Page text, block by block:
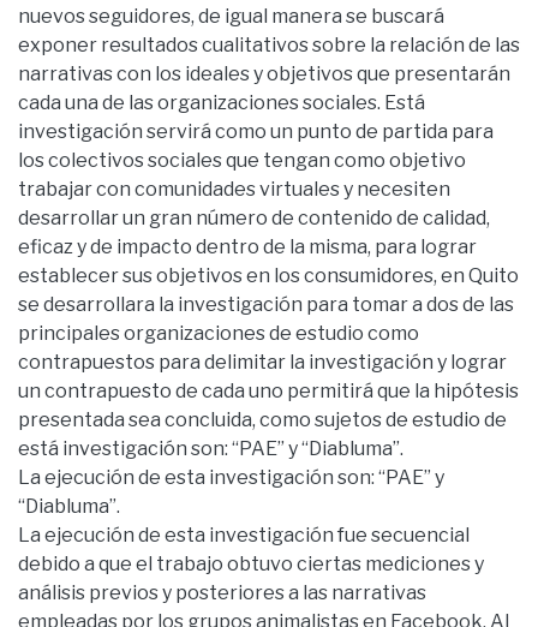
nuevos seguidores, de igual manera se buscará
exponer resultados cualitativos sobre la relación de las
narrativas con los ideales y objetivos que presentarán
cada una de las organizaciones sociales. Está
investigación servirá como un punto de partida para
los colectivos sociales que tengan como objetivo
trabajar con comunidades virtuales y necesiten
desarrollar un gran número de contenido de calidad,
eficaz y de impacto dentro de la misma, para lograr
establecer sus objetivos en los consumidores, en Quito
se desarrollara la investigación para tomar a dos de las
principales organizaciones de estudio como
contrapuestos para delimitar la investigación y lograr
un contrapuesto de cada uno permitirá que la hipótesis
presentada sea concluida, como sujetos de estudio de
está investigación son: “PAE” y “Diabluma”.
La ejecución de esta investigación son: “PAE” y
“Diabluma”.
La ejecución de esta investigación fue secuencial
debido a que el trabajo obtuvo ciertas mediciones y
análisis previos y posteriores a las narrativas
empleadas por los grupos animalistas en Facebook. Al